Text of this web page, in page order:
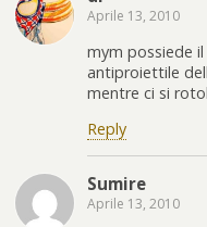
Aprile 13, 2010
mym possiede
antiproiettile
mentre ci si
Reply
Sumire
Aprile 13, 2010